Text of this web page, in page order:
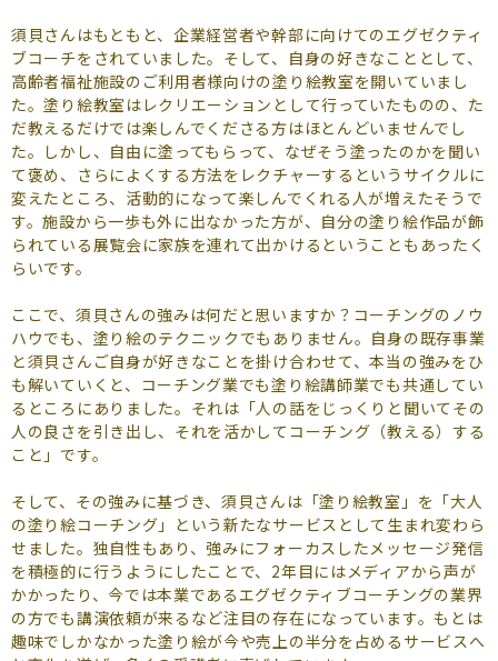
須貝さんはもともと、企業経営者や幹部に向けてのエグゼクティ
ブコーチをされていました。そして、自身の好きなこととして、
高齢者福祉施設のご利用者様向けの塗り絵教室を開いていまし
た。塗り絵教室はレクリエーションとして行っていたものの、た
だ教えるだけでは楽しんでくださる方はほとんどいませんでし
た。しかし、自由に塗ってもらって、なぜそう塗ったのかを聞い
て褒め、さらによくする方法をレクチャーするというサイクルに
変えたところ、活動的になって楽しんでくれる人が増えたそうで
す。施設から一歩も外に出なかった方が、自分の塗り絵作品が飾
られている展覧会に家族を連れて出かけるということもあったく
らいです。
ここで、須貝さんの強みは何だと思いますか？コーチングのノウ
ハウでも、塗り絵のテクニックでもありません。自身の既存事業
と須貝さんご自身が好きなことを掛け合わせて、本当の強みをひ
も解いていくと、コーチング業でも塗り絵講師業でも共通してい
るところにありました。それは「人の話をじっくりと聞いてその
人の良さを引き出し、それを活かしてコーチング（教える）する
こと」です。
そして、その強みに基づき、須貝さんは「塗り絵教室」を「大人
の塗り絵コーチング」という新たなサービスとして生まれ変わら
せました。独自性もあり、強みにフォーカスしたメッセージ発信
を積極的に行うようにしたことで、2年目にはメディアから声が
かかったり、今では本業であるエグゼクティブコーチングの業界
の方でも講演依頼が来るなど注目の存在になっています。もとは
趣味でしかなかった塗り絵が今や売上の半分を占めるサービスへ